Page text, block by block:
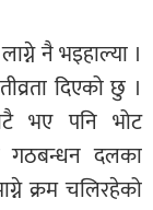
नै भइहाल्या ।
दिएको छु ।
भए पनि भोट
गठबन्धन दलका
क्रम चलिरहेको